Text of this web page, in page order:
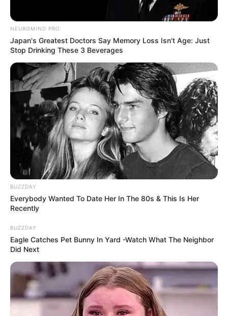
Iconic '90s Entertainment Couples We'll Never
Forget
BRAINBERRIES
Arthrologist Begs To Stop Buying Knee Braces -
Do This Instead
FORGE BODY
NEUROMIND PRO
Japan's Greatest Doctors Say Memory Loss Isn't Age: Just
Stop Drinking These 3 Beverages
BUZZDAY
Everybody Wanted To Date Her In The 80s & This Is Her
Recently
BUZZDAY
Eagle Catches Pet Bunny In Yard -Watch What The Neighbor
Did Next